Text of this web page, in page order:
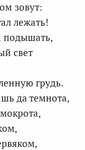
зовут:
лежать!
подышать,
свет
грудь.
да темнота,